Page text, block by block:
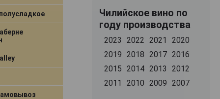
Чилийское вино по
году производства
2023 2022 2021
2020
2019
2018 2017 2016
2015
2014 2013
2012
2011
2010 2009 2007